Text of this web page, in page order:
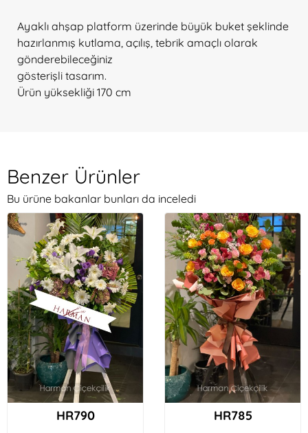
Ayaklı ahşap platform üzerinde büyük buket şeklinde
hazırlanmış kutlama, açılış, tebrik amaçlı olarak
gönderebileceğiniz
gösterişli tasarım.
Ürün yüksekliği 170 cm
Benzer Ürünler
Bu ürüne bakanlar bunları da inceledi
HR790 HR785